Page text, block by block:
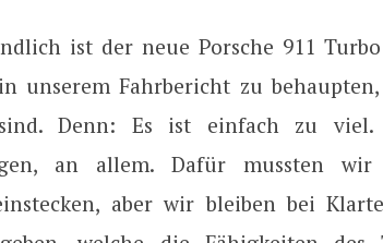
ist der neue Porsche 911
unserem Fahrbericht zu
Denn: Es ist einfach zu
an allem. Dafür mussten
aber wir bleiben bei